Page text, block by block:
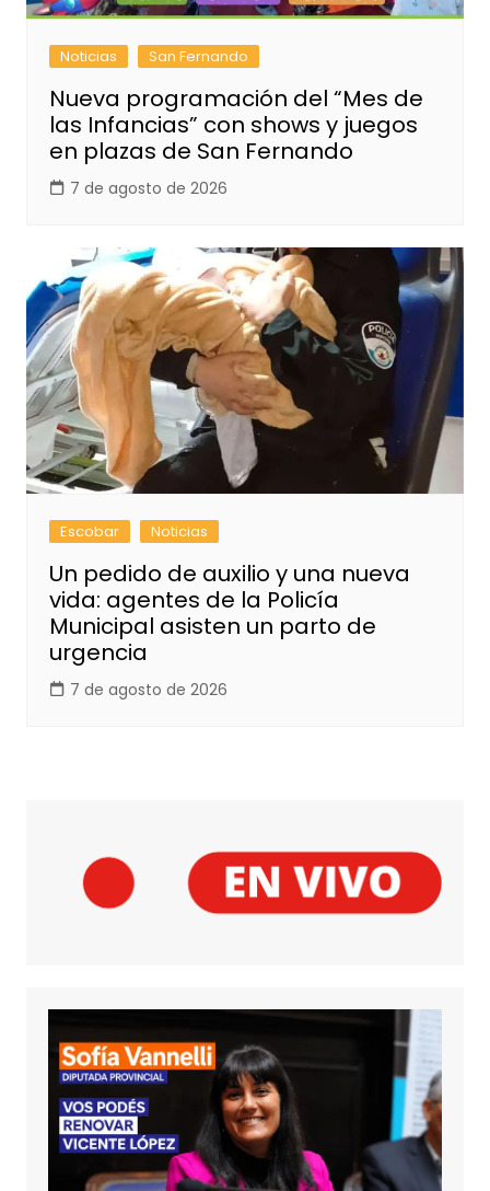
Noticias San Fernando
Nueva programación del “Mes de
las Infancias” con shows y juegos
en plazas de San Fernando
7 de agosto de 2026
Escobar Noticias
Un pedido de auxilio y una nueva
vida: agentes de la Policía
Municipal asisten un parto de
urgencia
7 de agosto de 2026